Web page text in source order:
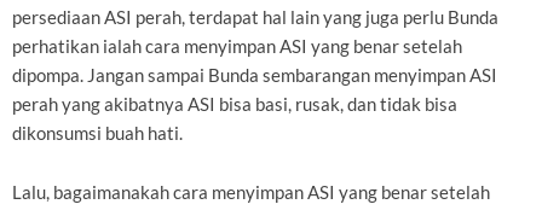
persediaan ASI perah, terdapat hal lain yang juga perlu Bunda
perhatikan ialah cara menyimpan ASI yang benar setelah
dipompa. Jangan sampai Bunda sembarangan menyimpan ASI
perah yang akibatnya ASI bisa basi, rusak, dan tidak bisa
dikonsumsi buah hati.
Lalu, bagaimanakah cara menyimpan ASI yang benar setelah